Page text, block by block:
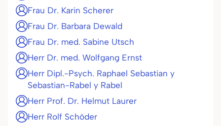
Frau Dr. Karin Scherer
Frau Dr. Barbara Dewald
Frau Dr. med. Sabine Utsch
Herr Dr. med. Wolfgang Ernst
Herr Dipl.-Psych. Raphael Sebastian y
Sebastian-Rabel y Rabel
Herr Prof. Dr. Helmut Laurer
Herr Rolf Schöder